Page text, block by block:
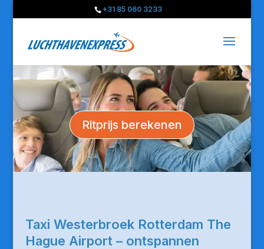
+31 85 060 3233
Ritprijs berekenen
Taxi Westerbroek Rotterdam The
Hague Airport – ontspannen